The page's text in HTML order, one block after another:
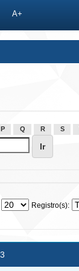
A+
P Q R S
Registro(s):